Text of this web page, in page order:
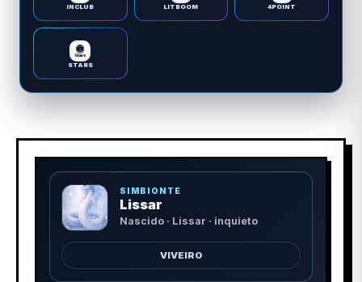
INCLUB LITBOOM 4POINT
STARS
SIMBIONTE
Lissar
Nascido · Lissar · inquieto
VIVEIRO